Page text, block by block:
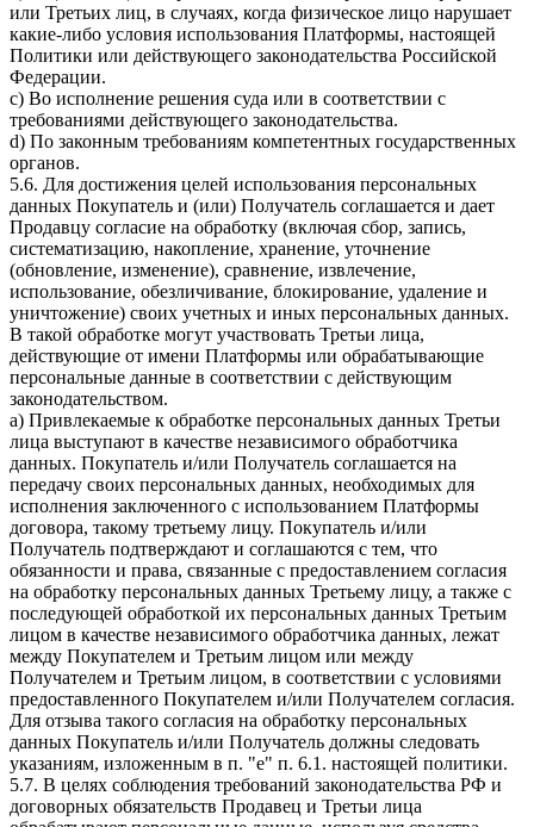
или Третьих лиц, в случаях, когда физическое лицо нарушает
какие-либо условия использования Платформы, настоящей
Политики или действующего законодательства Российской
Федерации.
c) Во исполнение решения суда или в соответствии с
требованиями действующего законодательства.
d) По законным требованиям компетентных государственных
органов.
5.6. Для достижения целей использования персональных
данных Покупатель и (или) Получатель соглашается и дает
Продавцу согласие на обработку (включая сбор, запись,
систематизацию, накопление, хранение, уточнение
(обновление, изменение), сравнение, извлечение,
использование, обезличивание, блокирование, удаление и
уничтожение) своих учетных и иных персональных данных.
В такой обработке могут участвовать Третьи лица,
действующие от имени Платформы или обрабатывающие
персональные данные в соответствии с действующим
законодательством.
a) Привлекаемые к обработке персональных данных Третьи
лица выступают в качестве независимого обработчика
данных. Покупатель и/или Получатель соглашается на
передачу своих персональных данных, необходимых для
исполнения заключенного с использованием Платформы
договора, такому третьему лицу. Покупатель и/или
Получатель подтверждают и соглашаются с тем, что
обязанности и права, связанные с предоставлением согласия
на обработку персональных данных Третьему лицу, а также с
последующей обработкой их персональных данных Третьим
лицом в качестве независимого обработчика данных, лежат
между Покупателем и Третьим лицом или между
Получателем и Третьим лицом, в соответствии с условиями
предоставленного Покупателем и/или Получателем согласия.
Для отзыва такого согласия на обработку персональных
данных Покупатель и/или Получатель должны следовать
указаниям, изложенным в п. "e" п. 6.1. настоящей политики.
5.7. В целях соблюдения требований законодательства РФ и
договорных обязательств Продавец и Третьи лица